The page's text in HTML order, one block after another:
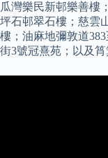
瓜灣樂民新邨樂善樓
坪石邨翠石樓；慈雲
樓；油麻地彌敦道
街3號冠熹苑；以及